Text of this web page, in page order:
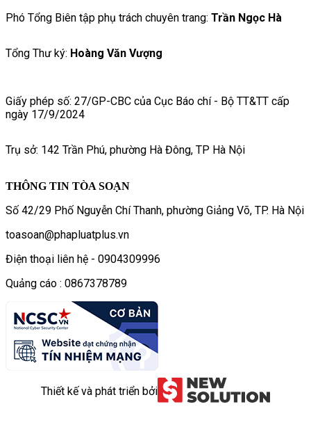
Phó Tổng Biên tập phụ trách chuyên trang: Trần Ngọc Hà
Tổng Thư ký: Hoàng Văn Vượng
Giấy phép số: 27/GP-CBC của Cục Báo chí - Bộ TT&TT cấp
ngày 17/9/2024
Trụ sở: 142 Trần Phú, phường Hà Đông, TP Hà Nội
THÔNG TIN TÒA SOẠN
Số 42/29 Phố Nguyễn Chí Thanh, phường Giảng Võ, TP. Hà Nội
toasoan@phapluatplus.vn
Điện thoại liên hệ - 0904309996
Quảng cáo : 0867378789
Thiết kế và phát triển bởi